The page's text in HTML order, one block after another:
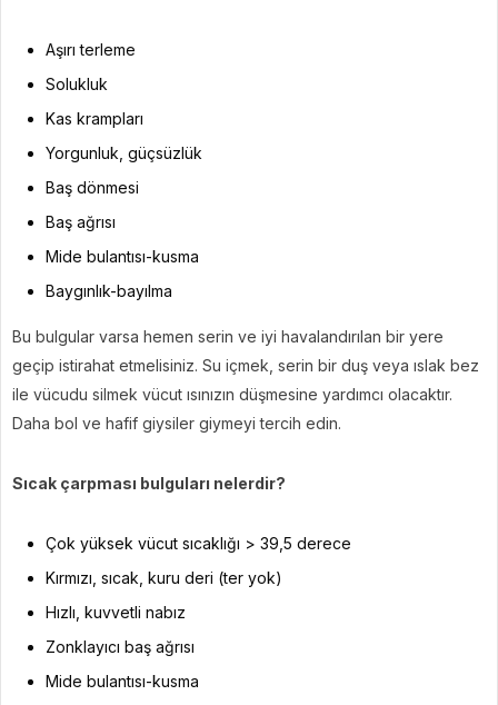
Aşırı terleme
Solukluk
Kas krampları
Yorgunluk, güçsüzlük
Baş dönmesi
Baş ağrısı
Mide bulantısı-kusma
Baygınlık-bayılma
Bu bulgular varsa hemen serin ve iyi havalandırılan bir yere
geçip istirahat etmelisiniz. Su içmek, serin bir duş veya ıslak bez
ile vücudu silmek vücut ısınızın düşmesine yardımcı olacaktır.
Daha bol ve hafif giysiler giymeyi tercih edin.
Sıcak çarpması bulguları nelerdir?
Çok yüksek vücut sıcaklığı > 39,5 derece
Kırmızı, sıcak, kuru deri (ter yok)
Hızlı, kuvvetli nabız
Zonklayıcı baş ağrısı
Mide bulantısı-kusma